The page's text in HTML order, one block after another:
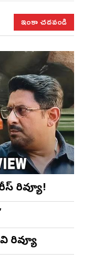
ఇంకా చదవండి
రివ్యూ!
రివ్యూ